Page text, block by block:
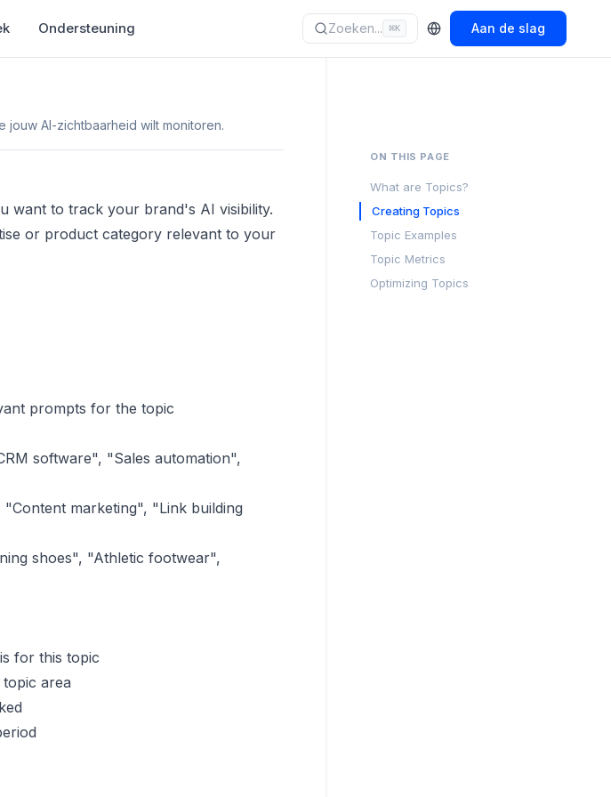
Ondersteuning Zoeken... ⌘K Aan de slag
AI-zichtbaarheid wilt monitoren.
want to track your brand's AI visibility.
or product category relevant to your
prompts for the topic
software", "Sales automation",
marketing", "Link building
shoes", "Athletic footwear",
for this topic
area
ON THIS PAGE
What are Topics?
Creating Topics
Topic Examples
Topic Metrics
Optimizing Topics